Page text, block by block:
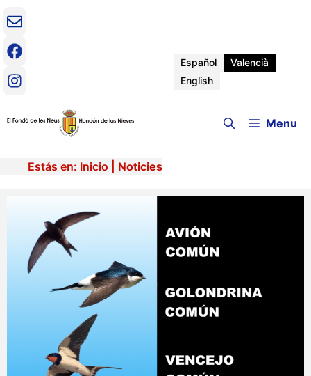
Vés
contingut
Español
Valencià
English
Menu
Estás en: Inicio Noticies